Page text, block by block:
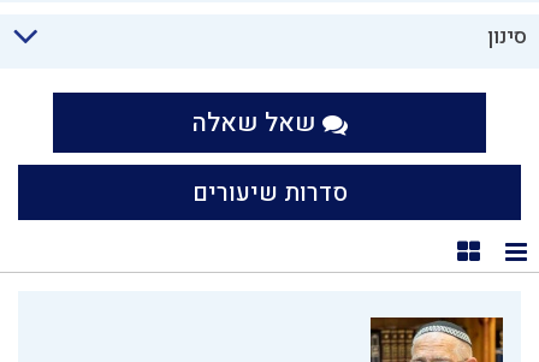
סינון
שאל שאלה
סדרות שיעורים
תצוגת רשימה
תצוגת קוביות